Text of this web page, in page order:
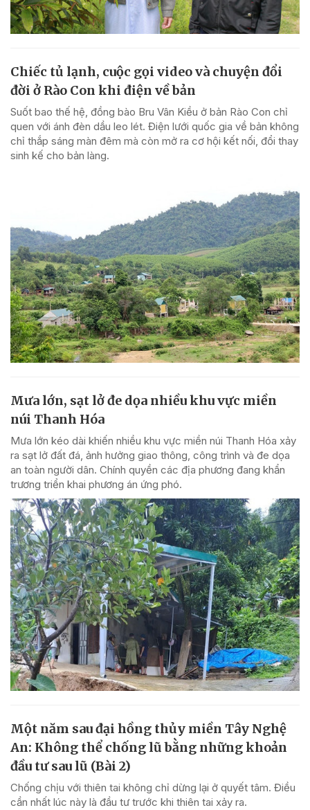
Chiếc tủ lạnh, cuộc gọi video và chuyện đổi
đời ở Rào Con khi điện về bản
Suốt bao thế hệ, đồng bào Bru Vân Kiều ở bản Rào Con chỉ
quen với ánh đèn dầu leo lét. Điện lưới quốc gia về bản không
chỉ thắp sáng màn đêm mà còn mở ra cơ hội kết nối, đổi thay
sinh kế cho bản làng.
Mưa lớn, sạt lở đe dọa nhiều khu vực miền
núi Thanh Hóa
Mưa lớn kéo dài khiến nhiều khu vực miền núi Thanh Hóa xảy
ra sạt lở đất đá, ảnh hưởng giao thông, công trình và đe dọa
an toàn người dân. Chính quyền các địa phương đang khẩn
trương triển khai phương án ứng phó.
Một năm sau đại hồng thủy miền Tây Nghệ
An: Không thể chống lũ bằng những khoản
đầu tư sau lũ (Bài 2)
Chống chịu với thiên tai không chỉ dừng lại ở quyết tâm. Điều
cần nhất lúc này là đầu tư trước khi thiên tai xảy ra.